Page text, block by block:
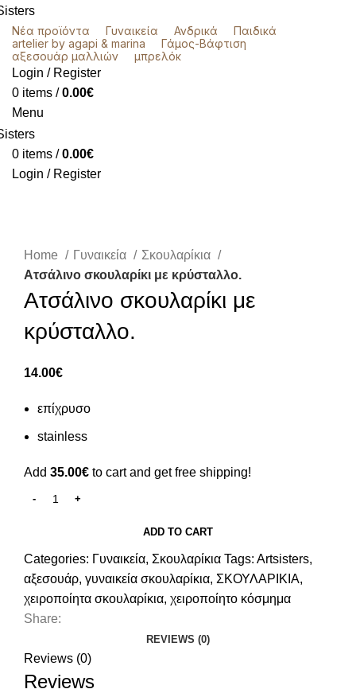
Νέα προϊόντα Γυναικεία Ανδρικά
Παιδικά
artelier by agapi & marina
Γάμος-Βάφτιση
αξεσουάρ μαλλιών
μπρελόκ
Login / Register
0 items / 0.00€
Menu
0 items / 0.00€
Login / Register
Home
Γυναικεία
Σκουλαρίκια
Ατσάλινο σκουλαρίκι με κρύσταλλο.
Ατσάλινο σκουλαρίκι με
κρύσταλλο.
14.00€
επίχρυσο
stainless
Add 35.00€ to cart and get free shipping!
ADD TO CART
Categories: Γυναικεία, Σκουλαρίκια Tags: Artsisters,
αξεσουάρ, γυναικεία σκουλαρίκια, ΣΚΟΥΛΑΡΙΚΙΑ,
χειροποίητα σκουλαρίκια, χειροποίητο κόσμημα
Share:
REVIEWS (0)
Reviews (0)
Reviews